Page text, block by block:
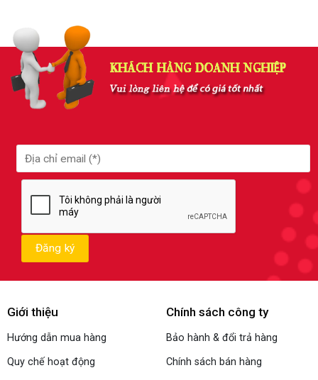
Giới thiệu
Hướng dẫn mua hàng
Quy chế hoạt động
Chính sách công ty
Bảo hành & đổi trả hàng
Chính sách bán hàng